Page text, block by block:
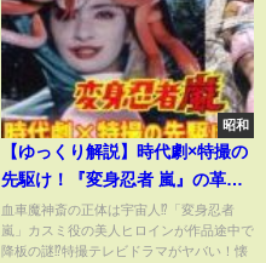
昭和
【ゆっくり解説】時代劇×特撮の
先駆け！『変身忍者 嵐』の革新
性がすごい！美人ヒロイン途中
降板の謎⁉
血車魔神斎の正体は宇宙人⁉「変身忍者
嵐」カスミ役の美人ヒロインが作品途中で
降板の謎⁉特撮テレビドラマがヤバい！懐